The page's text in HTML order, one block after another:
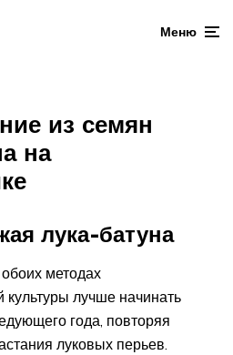
Меню
из семян
на
лука-батуна
методах
культуры лучше начинать
года, повторяя
луковых перьев.